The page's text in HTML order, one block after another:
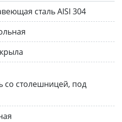
сталь AISI 304
со столешницей, под